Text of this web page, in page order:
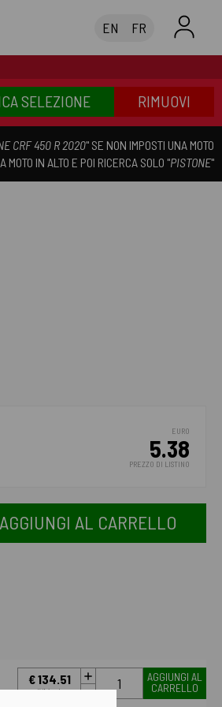
EN FR
SELEZIONE RIMUOVI
CRF 450 R 2020" SE NON IMPOSTI UNA MOTO
MOTO IN ALTO E POI RICERCA SOLO "PISTONE"
EURO
5.38
PREZZO DI LISTINO
AGGIUNGI AL CARRELLO
€ 134.51
IVA incl.
AGGIUNGI AL
CARRELLO